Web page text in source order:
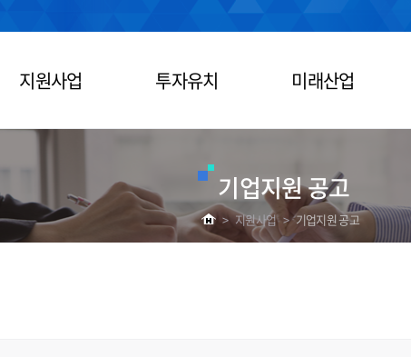
지원사업 투자유치 미래산업
기업지원 공고
> 지원사업 > 기업지원 공고